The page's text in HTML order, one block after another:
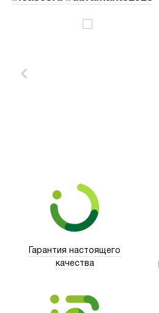
Гарантия настоящего
качества